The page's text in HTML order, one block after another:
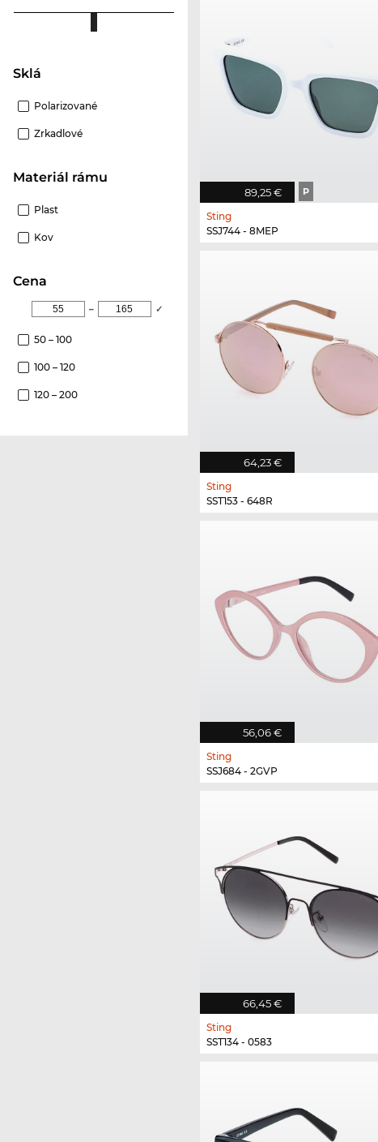
Sklá
Polarizované
Zrkadlové
Materiál rámu
Plast
Kov
Cena
– ✓
50 – 100
100 – 120
120 – 200
89,25 € P
Sting
SSJ744 - 8MEP
64,23 €
Sting
SST153 - 648R
56,06 €
Sting
SSJ684 - 2GVP
66,45 €
Sting
SST134 - 0583